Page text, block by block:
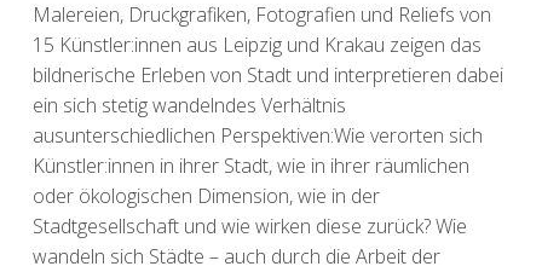
Malereien, Druckgrafiken, Fotografien und Reliefs von
15 Künstler:innen aus Leipzig und Krakau zeigen das
bildnerische Erleben von Stadt und interpretieren dabei
ein sich stetig wandelndes Verhältnis
ausunterschiedlichen Perspektiven:Wie verorten sich
Künstler:innen in ihrer Stadt, wie in ihrer räumlichen
oder ökologischen Dimension, wie in der
Stadtgesellschaft und wie wirken diese zurück? Wie
wandeln sich Städte – auch durch die Arbeit der